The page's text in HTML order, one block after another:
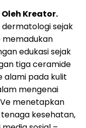
Kreator.
sejak
memadukan
edukasi sejak
tiga ceramide
alami pada kulit
mengenai
menetapkan
kesehatan,